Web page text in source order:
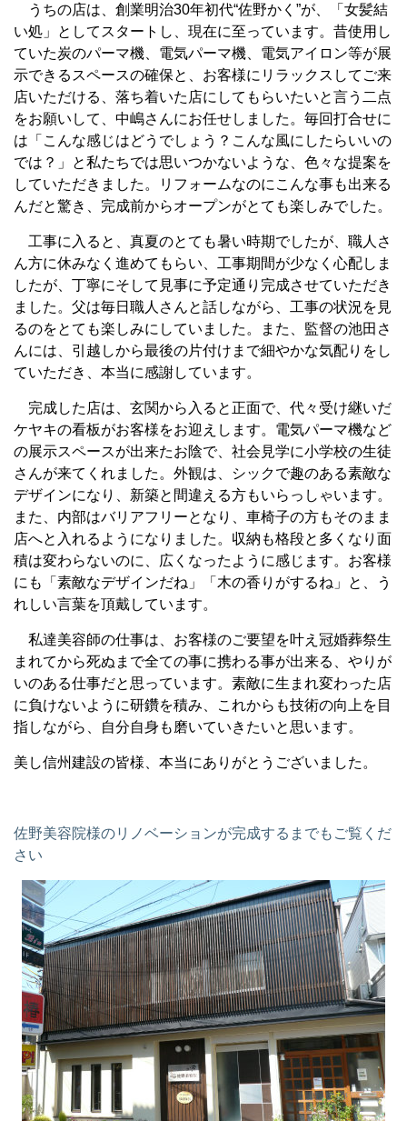
うちの店は、創業明治30年初代“佐野かく”が、「女髪結
い処」としてスタートし、現在に至っています。昔使用し
ていた炭のパーマ機、電気パーマ機、電気アイロン等が展
示できるスペースの確保と、お客様にリラックスしてご来
店いただける、落ち着いた店にしてもらいたいと言う二点
をお願いして、中嶋さんにお任せしました。毎回打合せに
は「こんな感じはどうでしょう？こんな風にしたらいいの
では？」と私たちでは思いつかないような、色々な提案を
していただきました。リフォームなのにこんな事も出来る
んだと驚き、完成前からオープンがとても楽しみでした。
工事に入ると、真夏のとても暑い時期でしたが、職人さ
ん方に休みなく進めてもらい、工事期間が少なく心配しま
したが、丁寧にそして見事に予定通り完成させていただき
ました。父は毎日職人さんと話しながら、工事の状況を見
るのをとても楽しみにしていました。また、監督の池田さ
んには、引越しから最後の片付けまで細やかな気配りをし
ていただき、本当に感謝しています。
完成した店は、玄関から入ると正面で、代々受け継いだ
ケヤキの看板がお客様をお迎えします。電気パーマ機など
の展示スペースが出来たお陰で、社会見学に小学校の生徒
さんが来てくれました。外観は、シックで趣のある素敵な
デザインになり、新築と間違える方もいらっしゃいます。
また、内部はバリアフリーとなり、車椅子の方もそのまま
店へと入れるようになりました。収納も格段と多くなり面
積は変わらないのに、広くなったように感じます。お客様
にも「素敵なデザインだね」「木の香りがするね」と、う
れしい言葉を頂戴しています。
私達美容師の仕事は、お客様のご要望を叶え冠婚葬祭生
まれてから死ぬまで全ての事に携わる事が出来る、やりが
いのある仕事だと思っています。素敵に生まれ変わった店
に負けないように研鑽を積み、これからも技術の向上を目
指しながら、自分自身も磨いていきたいと思います。
美し信州建設の皆様、本当にありがとうございました。
佐野美容院様のリノベーションが完成するまでもご覧くだ
さい